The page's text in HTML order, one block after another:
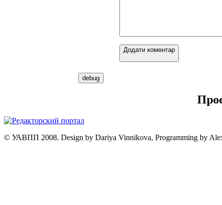
Додати коментар
© УАВПП 2008. Design by Dariya Vinnikova, Programming by